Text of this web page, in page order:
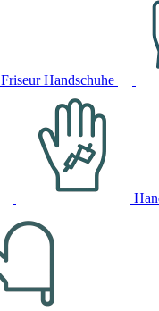
Friseur Handschuhe